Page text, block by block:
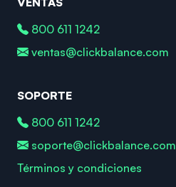
800 611 1242
ventas@clickbalance.com
SOPORTE
800 611 1242
soporte@clickbalance.com
Términos y condiciones